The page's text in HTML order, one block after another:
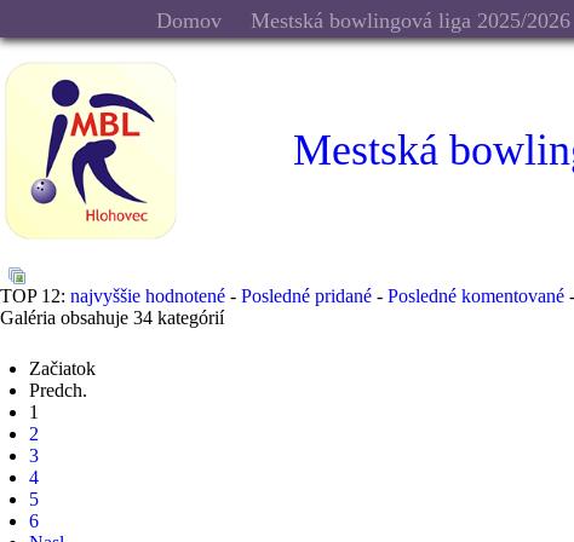
Domov Mestská bowlingová liga 2025/2026
Mestská
TOP 12: najvyššie hodnotené - Posledné pridané - Posledné komentované -
Galéria obsahuje 34 kategórií
Začiatok
Predch.
1
2
3
4
5
6